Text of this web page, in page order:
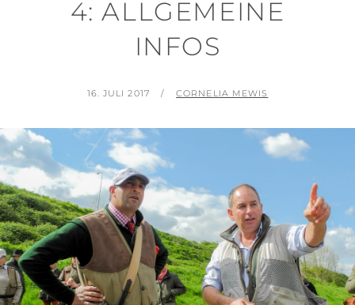
4: ALLGEMEINE
INFOS
POSTED
16. JULI 2017 BY
CORNELIA MEWIS